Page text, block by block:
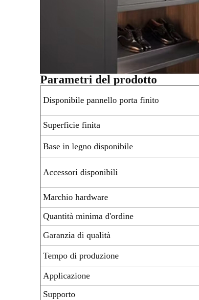
Parametri del prodotto
Disponibile pannello porta finito
Superficie finita
Base in legno disponibile
Accessori disponibili
Marchio hardware
Quantità minima d'ordine
Garanzia di qualità
Tempo di produzione
Applicazione
Supporto